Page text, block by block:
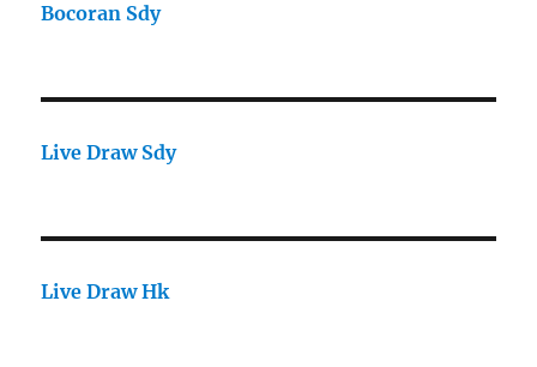
Bocoran Sdy
Live Draw Sdy
Live Draw Hk